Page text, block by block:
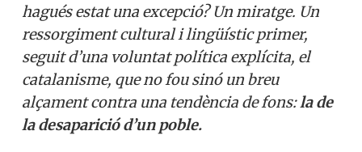
hagués estat una excepció? Un miratge. Un
ressorgiment cultural i lingüístic primer,
seguit d’una voluntat política explícita, el
catalanisme, que no fou sinó un breu
alçament contra una tendència de fons:la de
la desaparició d’un poble.